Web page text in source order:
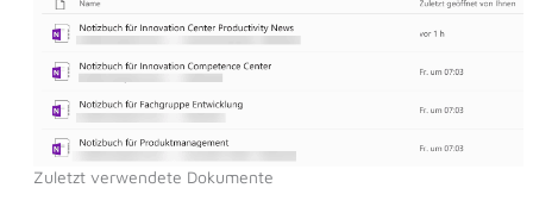
Zuletzt verwendete Dokumente